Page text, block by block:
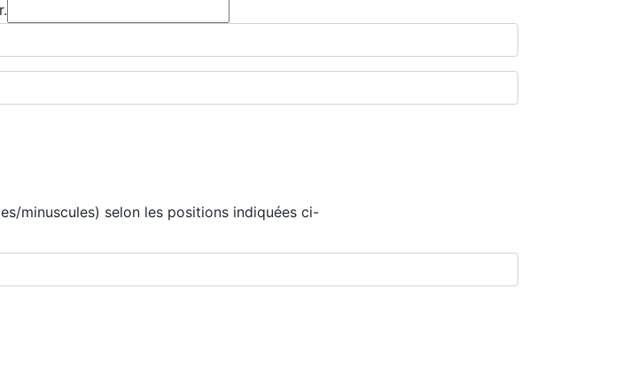
minuscules) selon les positions indiquées ci-